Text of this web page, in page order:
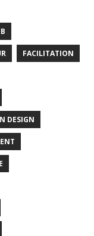
FACILITATION
DESIGN